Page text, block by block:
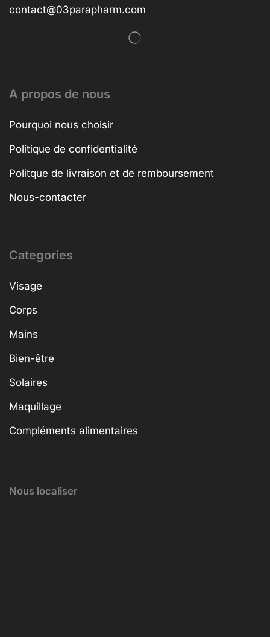
contact@03parapharm.com
A propos de nous
Pourquoi nous choisir
Politique de confidentialité
Politque de livraison et de remboursement
Nous-contacter
Categories
Visage
Corps
Mains
Bien-être
Solaires
Maquillage
Compléments alimentaires
Nous localiser